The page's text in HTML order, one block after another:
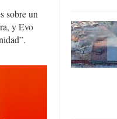
sobre un
y Evo